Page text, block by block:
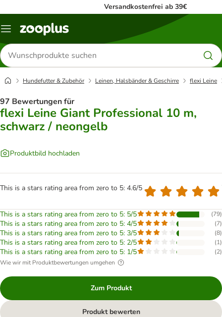
Versandkostenfrei ab 39€
Menü
Produkte
suchen
Hundefutter & Zubehör Leinen, Halsbänder & Geschirre flexi Leine
97 Bewertungen für
flexi Leine Giant Professional 10 m,
schwarz / neongelb
Produktbild hochladen
This is a stars rating area from zero to 5: 4.6/5
This is a stars rating area from zero to 5: 5/5 (79)
This is a stars rating area from zero to 5: 4/5 (7)
This is a stars rating area from zero to 5: 3/5 (8)
This is a stars rating area from zero to 5: 2/5 (1)
This is a stars rating area from zero to 5: 1/5 (2)
Wie wir mit Produktbewertungen umgehen
Zum Produkt
Produkt bewerten